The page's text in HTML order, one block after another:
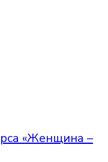
«Женщина –